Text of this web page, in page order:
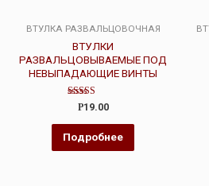
ВТУЛКА РАЗВАЛЬЦОВОЧНАЯ
ВТУЛКИ
РАЗВАЛЬЦОВЫВАЕМЫЕ ПОД
НЕВЫПАДАЮЩИЕ ВИНТЫ
Оценка
3.00
из 5
Р19.00
Подробнее